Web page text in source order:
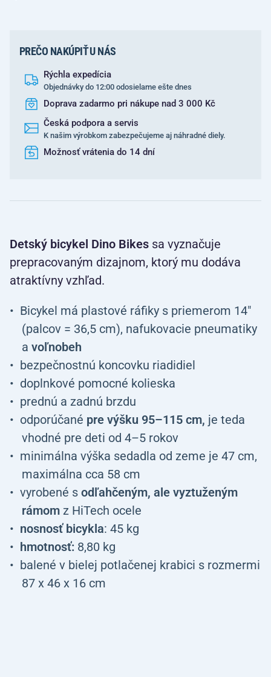
PREČO NAKÚPIŤ U NÁS
Rýchla expedícia
Objednávky do 12:00 odosielame ešte dnes
Doprava zadarmo pri nákupe nad 3 000 Kč
Česká podpora a servis
K našim výrobkom zabezpečujeme aj náhradné diely.
Možnosť vrátenia do 14 dní
Detský bicykel Dino Bikes sa vyznačuje
prepracovaným dizajnom, ktorý mu dodáva
atraktívny vzhľad.
Bicykel má plastové ráfiky s priemerom 14"
(palcov = 36,5 cm), nafukovacie pneumatiky
a voľnobeh
bezpečnostnú koncovku riadidiel
doplnkové pomocné kolieska
prednú a zadnú brzdu
odporúčané pre výšku 95–115 cm, je teda
vhodné pre deti od 4–5 rokov
minimálna výška sedadla od zeme je 47 cm,
maximálna cca 58 cm
vyrobené s odľahčeným, ale vyztuženým
rámom z HiTech ocele
nosnosť bicykla: 45 kg
hmotnosť: 8,80 kg
balené v bielej potlačenej krabici s rozmermi
87 x 46 x 16 cm